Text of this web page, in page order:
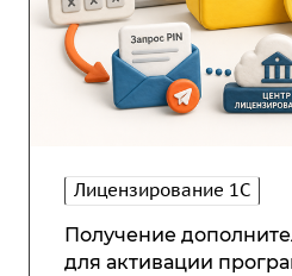
Лицензирование 1С
Получение
для активации